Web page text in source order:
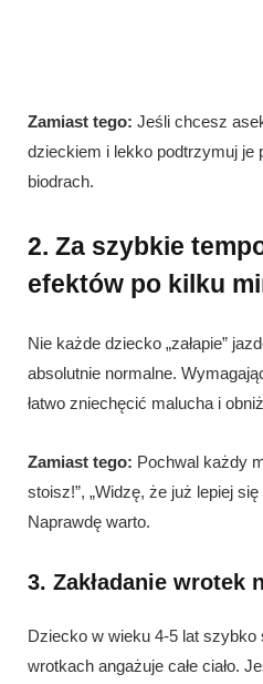
Zamiast tego: Jeśli chcesz
dzieckiem i lekko podtrzymuj je
biodrach.
2. Za szybkie
efektów po kilku
Nie każde dziecko „załapie”
absolutnie normalne.
łatwo zniechęcić malucha i
Zamiast tego: Pochwal każdy
stoisz!”, „Widzę, że już lepiej
Naprawdę warto.
3. Zakładanie wrotek
Dziecko w wieku 4-5 lat szybko
wrotkach angażuje całe ciało.